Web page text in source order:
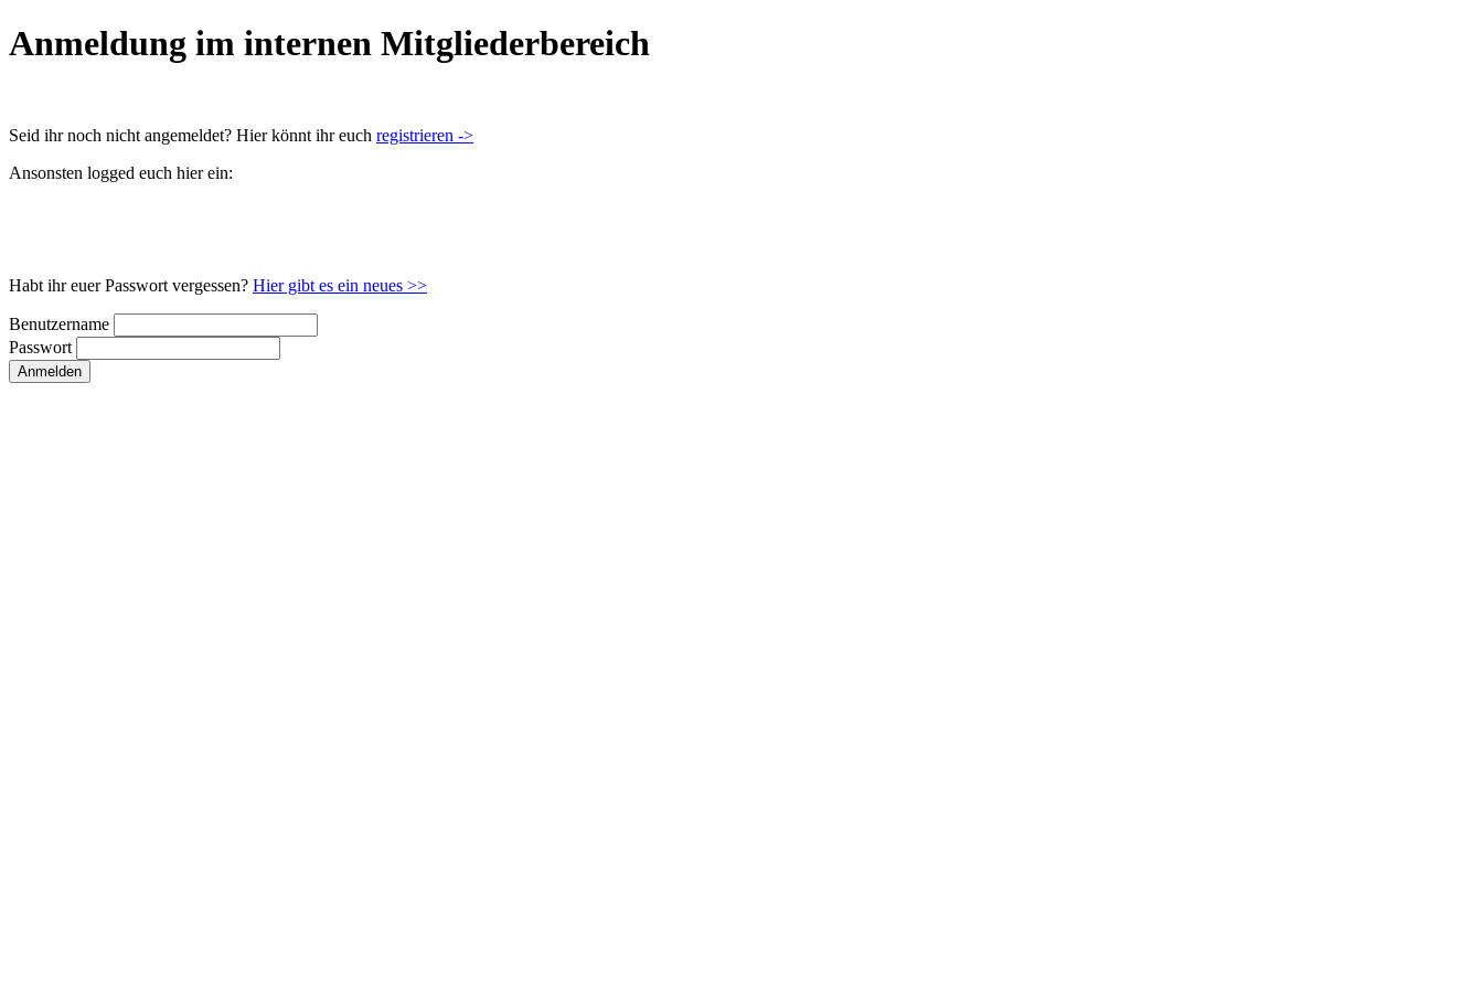
Anmeldung im internen Mitgliederbereich
Seid ihr noch nicht angemeldet? Hier könnt ihr euch registrieren ->
Ansonsten logged euch hier ein:
Habt ihr euer Passwort vergessen? Hier gibt es ein neues >>
Benutzername
Passwort
Anmelden